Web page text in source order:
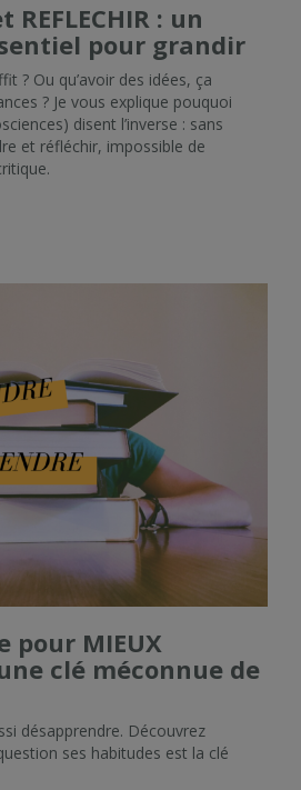
REFLECHIR : un
pour grandir
? Ou qu’avoir des idées, ça
? Je vous explique pouquoi
disent l’inverse : sans
et réfléchir, impossible de
pour MIEUX
une clé méconnue de
désapprendre. Découvrez
ses habitudes est la clé